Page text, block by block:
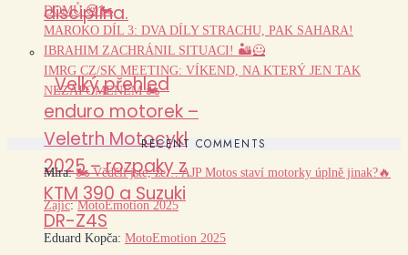
disciplína.
Velký přehled
enduro motorek –
Veletrh Motocykl
2025 – rozpaky z
KTM 390 a Suzuki
DR-Z4S
DOMŮ 😢🏍️
MAROKO DÍL 3: DVA DÍLY STRACHU, PAK SAHARA!
IBRAHIM ZACHRÁNIL SITUACI! 🏜️🦸
IMRG CZ/SK MEETING: VÍKEND, NA KTERÝ JEN TAK
NEZAPOMENEM 🏍️
RECENT COMMENTS
Míra:🏍️ Věděli jste, že… AJP Motos staví motorky úplně jinak?🔥
Zajíc:MotoEmotion 2025
Eduard Kopča: MotoEmotion 2025